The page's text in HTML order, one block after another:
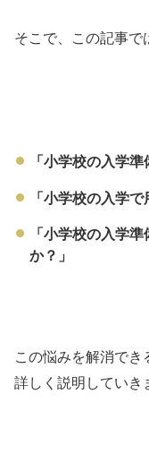
そこで、この記事で
「小学校の入学
「小学校の入学
「小学校の入学
か？」
この悩みを解消でき
詳しく説明していき